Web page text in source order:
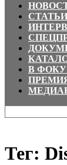
СТАТЬИ
В
Тег: